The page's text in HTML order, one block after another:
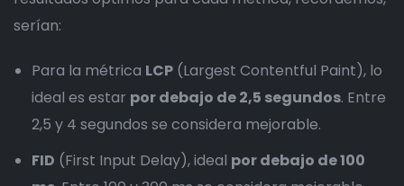
serían:
Para la métrica LCP (Largest Contentful Paint), lo
ideal es estar por debajo de 2,5 segundos. Entre
2,5 y 4 segundos se considera mejorable.
FID (First Input Delay), ideal por debajo de 100